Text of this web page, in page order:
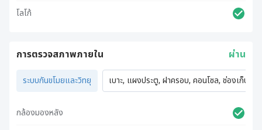
โลโก้
การตรวจสภาพภายใน ผ่าน
ระบบกันขโมยและวิทยุ เบาะ, แผงประตู, ฝาครอบ, คอนโซล, ช่องเก็บข
กล้องมองหลัง